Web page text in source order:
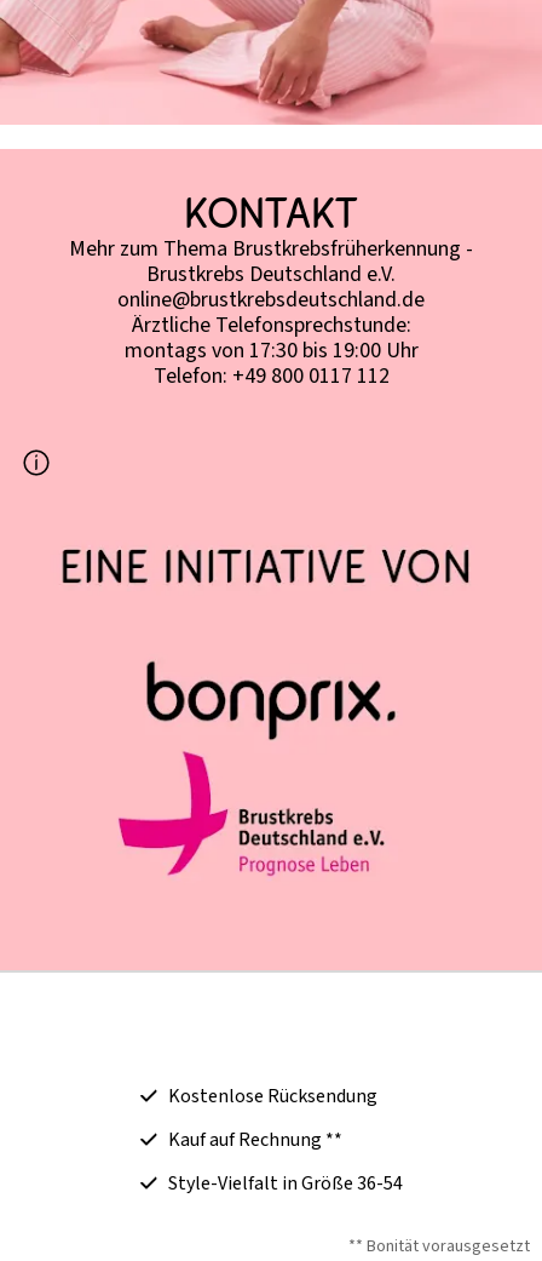
Kontakt
Mehr zum Thema Brustkrebsfrüherkennung -
Brustkrebs Deutschland e.V.​
online@brustkrebsdeutschland.de​
Ärztliche Telefonsprechstunde:​
montags von 17:30 bis 19:00 Uhr​
Telefon: +49 800 0117 112​
Kostenlose Rücksendung
Kauf auf Rechnung **
Style-Vielfalt in Größe 36-54
** Bonität vorausgesetzt